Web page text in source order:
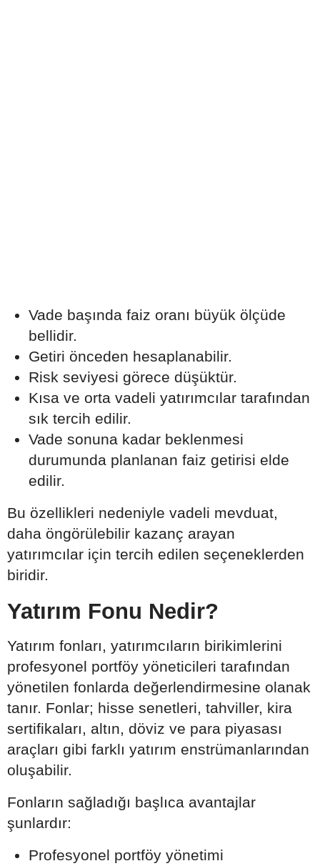
Vade başında faiz oranı büyük ölçüde
bellidir.
Getiri önceden hesaplanabilir.
Risk seviyesi görece düşüktür.
Kısa ve orta vadeli yatırımcılar tarafından
sık tercih edilir.
Vade sonuna kadar beklenmesi
durumunda planlanan faiz getirisi elde
edilir.
Bu özellikleri nedeniyle vadeli mevduat,
daha öngörülebilir kazanç arayan
yatırımcılar için tercih edilen seçeneklerden
biridir.
Yatırım Fonu Nedir?
Yatırım fonları, yatırımcıların birikimlerini
profesyonel portföy yöneticileri tarafından
yönetilen fonlarda değerlendirmesine olanak
tanır. Fonlar; hisse senetleri, tahviller, kira
sertifikaları, altın, döviz ve para piyasası
araçları gibi farklı yatırım enstrümanlarından
oluşabilir.
Fonların sağladığı başlıca avantajlar
şunlardır:
Profesyonel portföy yönetimi